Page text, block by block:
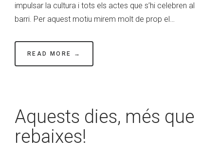
impulsar la cultura i tots els actes que s’hi celebren al
barri. Per aquest motiu mirem molt de prop el…
READ MORE →
Aquests dies, més que
rebaixes!